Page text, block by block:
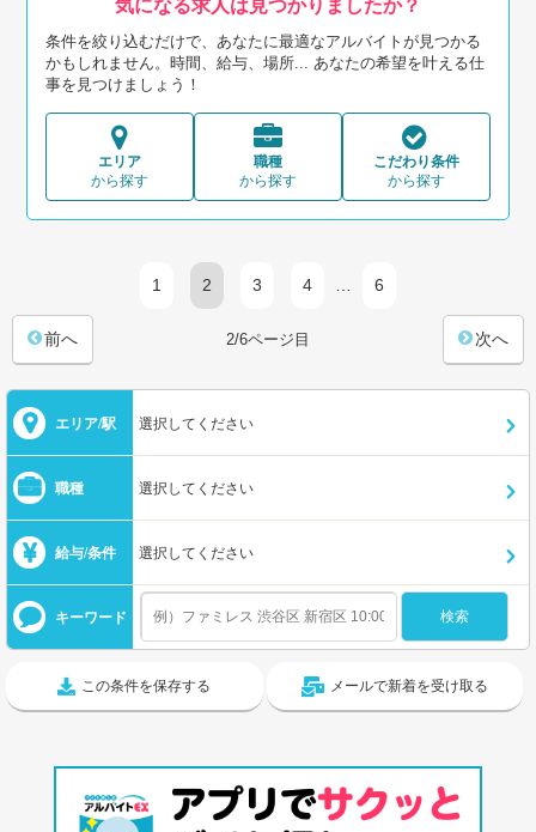
気になる求人は見つかりましたか？
条件を絞り込むだけで、あなたに最適なアルバイトが見つかる
かもしれません。時間、給与、場所... あなたの希望を叶える仕
事を見つけましょう！
エリア
から探す
職種
から探す
こだわり条件
から探す
1 2 3 4 6
前へ 2/6ページ目 次へ
エリア/駅 選択してください
職種 選択してください
給与/条件 選択してください
キーワード
この条件を保存する メールで新着を受け取る